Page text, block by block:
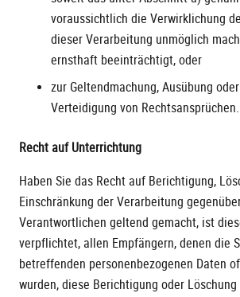
voraussichtlich die Verwirklichung
dieser Verarbeitung unmöglich
ernsthaft beeinträchtigt, oder
zur Geltendmachung, Ausübung oder
Verteidigung von Rechtsansprüchen.
Recht auf Unterrichtung
Haben Sie das Recht auf Berichtigung,
Einschränkung der Verarbeitung
Verantwortlichen geltend gemacht, ist
verpflichtet, allen Empfängern, denen die
betreffenden personenbezogenen Daten
wurden, diese Berichtigung oder Löschung